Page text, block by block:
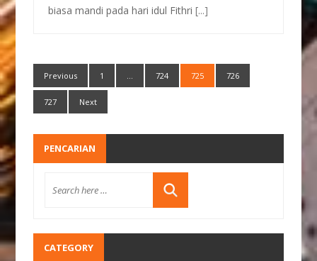
biasa mandi pada hari idul Fithri[...]
Previous 1 … 724 725 726
727 Next
PENCARIAN
CATEGORY